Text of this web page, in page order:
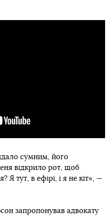
сумним, його
відкрило рот, щоб
Я тут, в ефірі, і я не кіт», —
запропонував адвокату